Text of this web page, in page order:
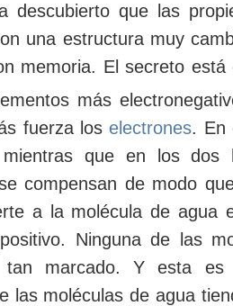
descubierto que las
una estructura muy
memoria. El secreto
más
fuerza loselectrones. En
que en los dos
compensan de modo
a la molécula de agua
Ninguna de las
tan marcado. Y esta
las moléculas de agua